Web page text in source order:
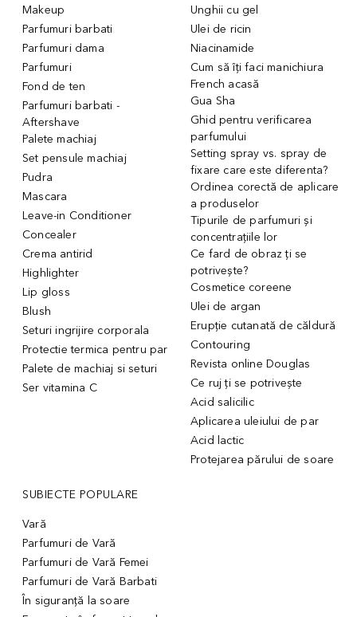
Makeup
Parfumuri barbati
Parfumuri dama
Parfumuri
Fond de ten
Parfumuri barbati -
Aftershave
Palete machiaj
Set pensule machiaj
Pudra
Mascara
Leave-in Conditioner
Concealer
Crema antirid
Highlighter
Lip gloss
Blush
Seturi ingrijire corporala
Protectie termica pentru par
Palete de machiaj si seturi
Ser vitamina C
Unghii cu gel
Ulei de ricin
Niacinamide
Cum să îți faci manichiura
French acasă
Gua Sha
Ghid pentru verificarea
parfumului
Setting spray vs. spray de
fixare care este diferenta?
Ordinea corectă de aplicare
a produselor
Tipurile de parfumuri și
concentrațiile lor
Ce fard de obraz ți se
potrivește?
Cosmetice coreene
Ulei de argan
Erupție cutanată de căldură
Contouring
Revista online Douglas
Ce ruj ți se potrivește
Acid salicilic
Aplicarea uleiului de par
Acid lactic
Protejarea părului de soare
SUBIECTE POPULARE
Vară
Parfumuri de Vară
Parfumuri de Vară Femei
Parfumuri de Vară Barbati
În siguranță la soare